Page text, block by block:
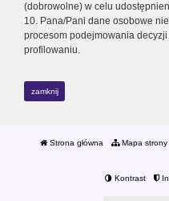
(dobrowolne) w celu
10. Pana/Pani dane osobowe
procesom podejmowania
profilowaniu.
zamknij
Strona główna Mapa strony
Kontrast